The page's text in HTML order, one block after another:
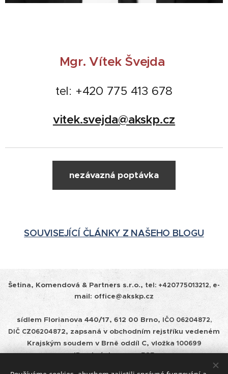
Mgr. Vítek Švejda
tel: +420 775 413 678
vitek.svejda@akskp.cz
nezávazná poptávka
SOUVISEJÍCÍ ČLÁNKY Z NAŠEHO BLOGU
Šetina, Komendová & Partners s.r.o., tel: +420775013212, e-
mail: office@akskp.cz
sídlem Florianova 440/17, 612 00 Brno, IČO 06204872,
DIČ CZ06204872, zapsaná v obchodním rejstříku vedeném
Krajským soudem v Brně oddíl C, vložka 100699
ID schránky: cepm585